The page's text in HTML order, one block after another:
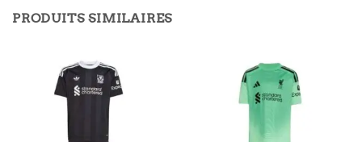
PRODUITS SIMILAIRES